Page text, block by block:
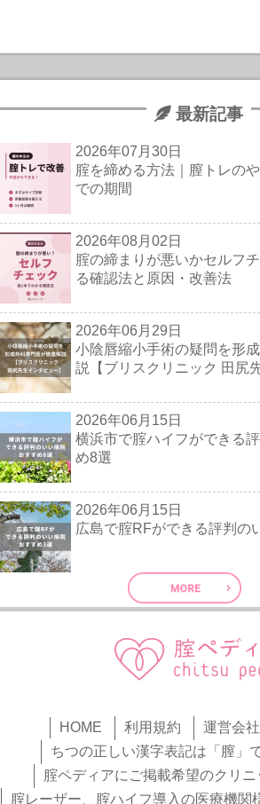
最新記事
2026年07月30日
腟を締める方法｜膣トレの
での期間
2026年08月02日
腟の締まりが悪いかセルフ
る確認法と原因・改善法
2026年06月29日
小陰唇縮小手術の疑問を形
説【ブリスクリニック 田尻
2026年06月15日
横浜市で腟ハイフができる
め8選
2026年06月15日
広島で腟RFができる評判の
HOME 利用規約 運営会社
ちつの正しい漢字表記は「膣」
腟ペディアにご掲載希望のクリ
腟レーザー、腟ハイフ導入の医療機関